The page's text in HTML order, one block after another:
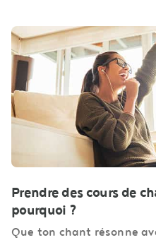
Prendre des cours de
pourquoi ?
Que ton chant résonne